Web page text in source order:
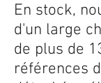
En stock,
d'un large
de plus de
références